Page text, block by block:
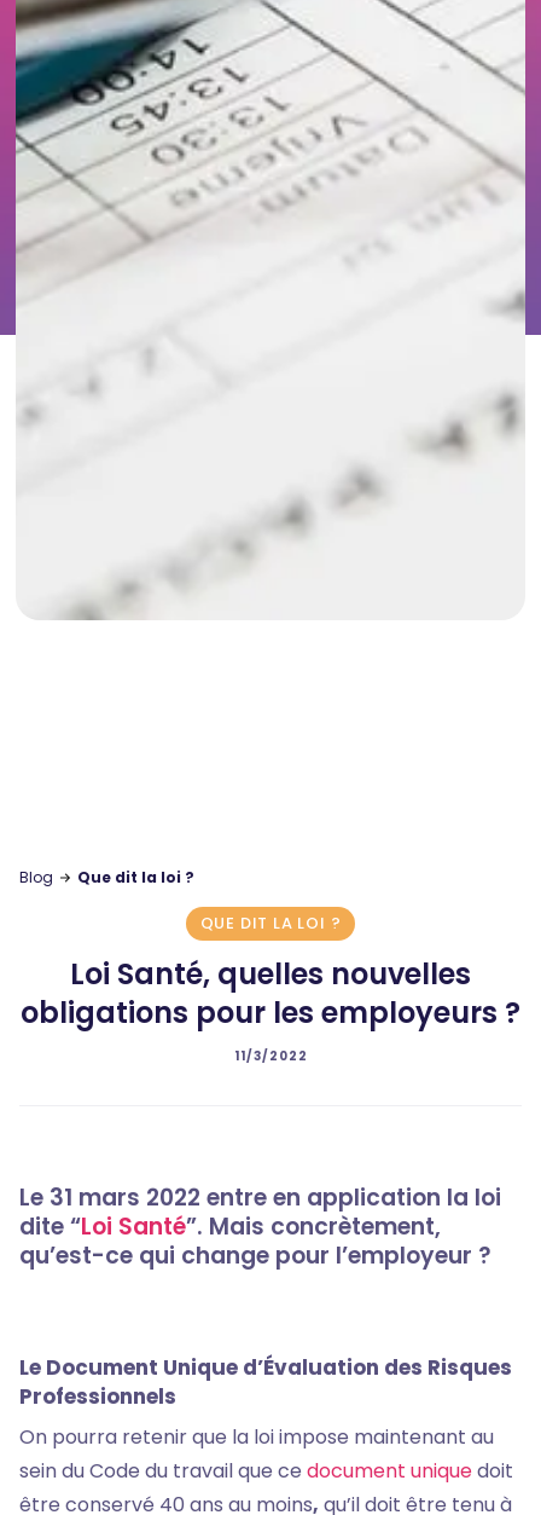
Blog Que dit la loi ?
QUE DIT LA LOI ?
Loi Santé, quelles nouvelles
obligations pour les employeurs ?
11/3/2022
Le 31 mars 2022 entre en application la loi
dite “Loi Santé”. Mais concrètement,
qu’est-ce qui change pour l’employeur ?
Le Document Unique d’Évaluation des Risques
Professionnels
On pourra retenir que la loi impose maintenant au
sein du Code du travail que ce document uniquedoit
être conservé 40 ans au moins, qu’il doit être tenu à